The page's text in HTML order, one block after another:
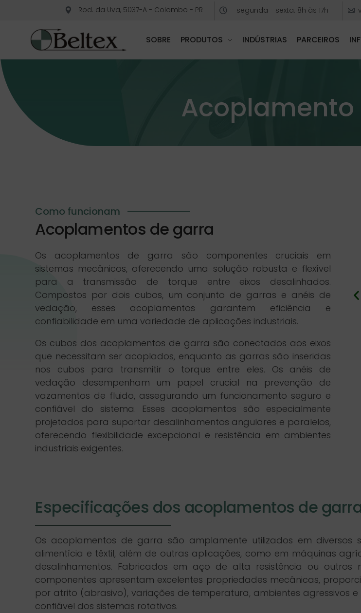
Rod. da Uva, 5037-A - Colombo - PR segunda - sexta: 8h às 17h
SOBRE PRODUTOS INDÚSTRIAS PARCEIROS
Acoplamento
Como funcionam
Acoplamentos de garra
Os acoplamentos de garra são componentes cruciais em
sistemas mecânicos, oferecendo uma solução robusta e flexível
para a transmissão de torque entre eixos desalinhados.
Compostos por dois cubos, um conjunto de garras e anéis de
vedação, esses acoplamentos garantem eficiência e
confiabilidade em uma variedade de aplicações industriais.
Os cubos dos acoplamentos de garra são conectados aos eixos
que necessitam ser acoplados, enquanto as garras são inseridas
nos cubos para transmitir o torque entre eles. Os anéis de
vedação desempenham um papel crucial na prevenção de
vazamentos de fluido, assegurando um funcionamento seguro e
confiável do sistema. Esses acoplamentos são especialmente
projetados para suportar desalinhamentos angulares e paralelos,
oferecendo flexibilidade excepcional e resistência em ambientes
industriais exigentes.
Especificações dos acoplamentos de
Os acoplamentos de garra são amplamente utilizados em diversos
alimentícia e têxtil, além de outras aplicações, como em máquinas
desalinhamentos. Fabricados em aço de alta resistência ou outros
componentes apresentam excelentes propriedades mecânicas,
por atrito (abrasivo), variações de temperatura, ambientes agressivos
confiável dos sistemas rotativos.